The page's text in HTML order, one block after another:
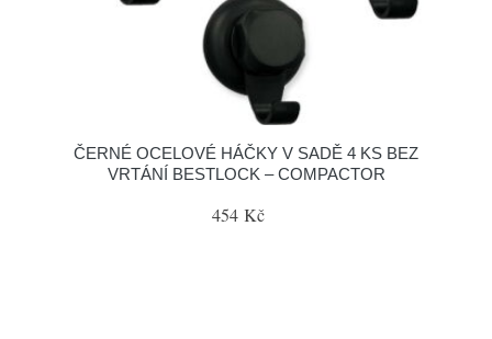
ČERNÉ OCELOVÉ HÁČKY V SADĚ 4 KS BEZ
VRTÁNÍ BESTLOCK – COMPACTOR
454 Kč